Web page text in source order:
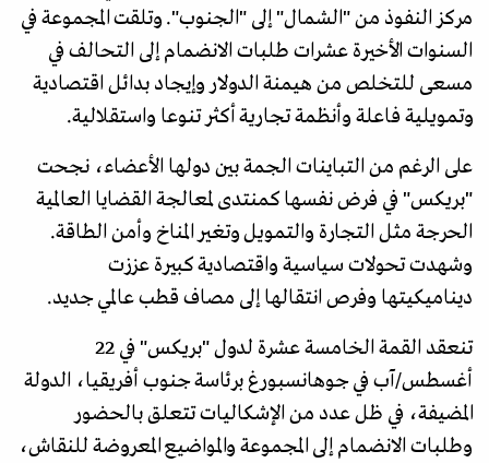
مركز النفوذ من "الشمال" إلى "الجنوب". وتلقت المجموعة في
السنوات الأخيرة عشرات طلبات الانضمام إلى التحالف في
مسعى للتخلص من هيمنة الدولار وإيجاد بدائل اقتصادية
وتمويلية فاعلة وأنظمة تجارية أكثر تنوعا واستقلالية.
على الرغم من التباينات الجمة بين دولها الأعضاء، نجحت
"بريكس" في فرض نفسها كمنتدى لمعالجة القضايا العالمية
الحرجة مثل التجارة والتمويل وتغير المناخ وأمن الطاقة.
وشهدت تحولات سياسية واقتصادية كبيرة عززت
ديناميكيتها وفرص انتقالها إلى مصاف قطب عالمي جديد.
تنعقد القمة الخامسة عشرة لدول "بريكس" في 22
أغسطس/آب في جوهانسبورغ برئاسة جنوب أفريقيا، الدولة
المضيفة، في ظل عدد من الإشكاليات تتعلق بالحضور
وطلبات الانضمام إلى المجموعة والمواضيع المعروضة للنقاش،